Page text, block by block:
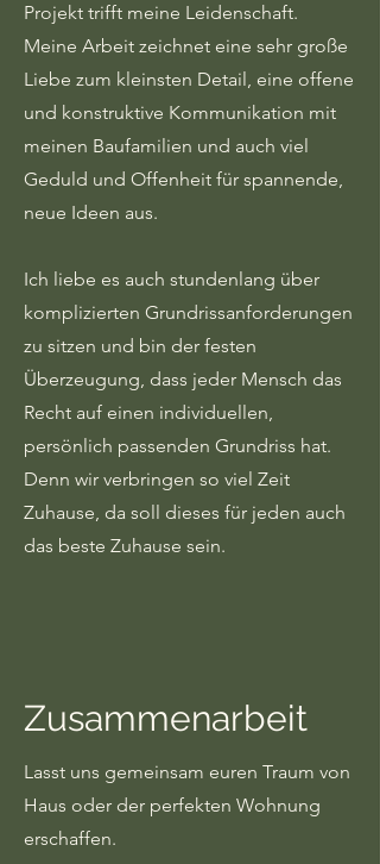
Projekt trifft meine Leidenschaft.
Meine Arbeit zeichnet eine sehr große
Liebe zum kleinsten Detail, eine offene
und konstruktive Kommunikation mit
meinen Baufamilien und auch viel
Geduld und Offenheit für spannende,
neue Ideen aus.
Ich liebe es auch stundenlang über
komplizierten Grundrissanforderungen
zu sitzen und bin der festen
Überzeugung, dass jeder Mensch das
Recht auf einen individuellen,
persönlich passenden Grundriss hat.
Denn wir verbringen so viel Zeit
Zuhause, da soll dieses für jeden auch
das beste Zuhause sein.
Zusammenarbeit
Lasst uns gemeinsam euren Traum von
Haus oder der perfekten Wohnung
erschaffen.